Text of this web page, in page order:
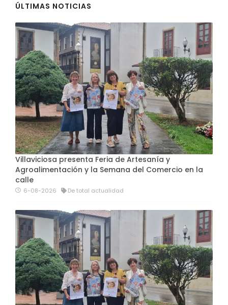
ÚLTIMAS NOTICIAS
Villaviciosa presenta Feria de Artesanía y
Agroalimentación y la Semana del Comercio en la
calle
6-08-2026 De total actualidad